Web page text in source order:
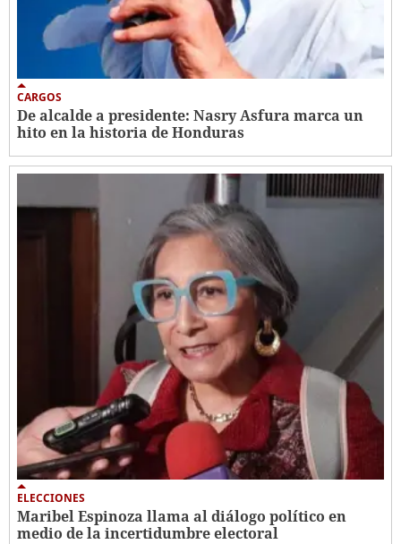
CARGOS
De alcalde a presidente: Nasry Asfura marca un
hito en la historia de Honduras
ELECCIONES
Maribel Espinoza llama al diálogo político en
medio de la incertidumbre electoral